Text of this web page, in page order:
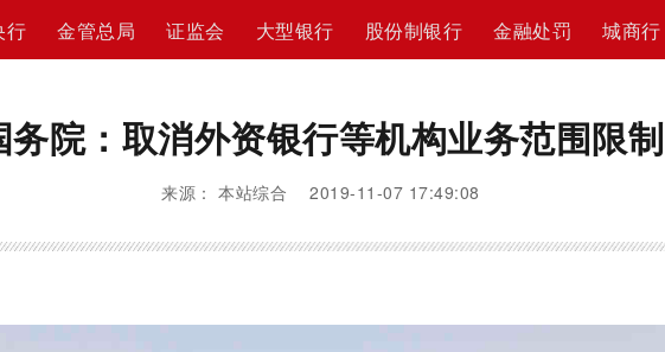
行 金管总局 证监会 大型银行 股份制银行 金融处罚 城商行
务院：取消外资银行等机构业务范围限制
来源： 本站综合 2019-11-07 17:49:08